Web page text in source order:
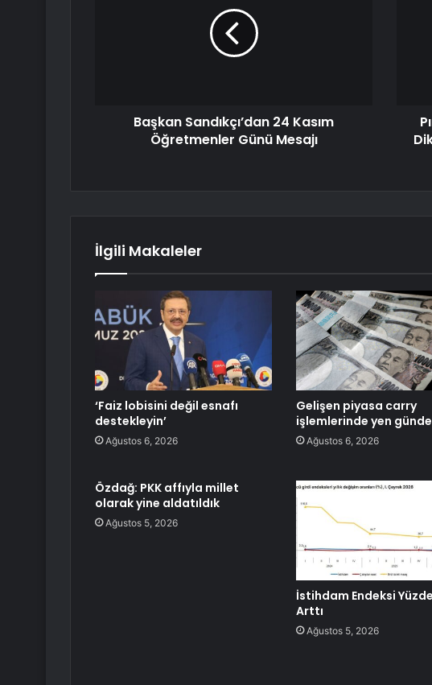
Başkan Sandıkçı’dan 24 Kasım
Öğretmenler Günü Mesajı
İlgili Makaleler
‘Faiz lobisini değil esnafı
destekleyin’
Ağustos 6, 2026
Gelişen piyasa carry
işlemlerinde yen
Ağustos 6, 2026
Özdağ: PKK affıyla millet
olarak yine aldatıldık
Ağustos 5, 2026
İstihdam Endeksi
Arttı
Ağustos 5, 2026